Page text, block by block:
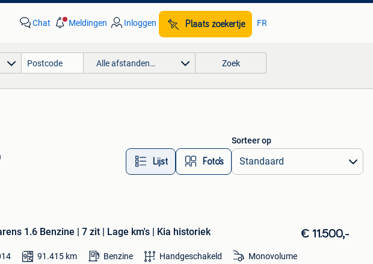
Chat Meldingen Inloggen Plaats zoekertje FR
Alle afstanden… Zoek
Lijst Foto’s
Sorteer op
1.6 Benzine | 7 zit | Lage km's | Kia historiek € 11.500,-
91.415 km Benzine Handgeschakeld Monovolume